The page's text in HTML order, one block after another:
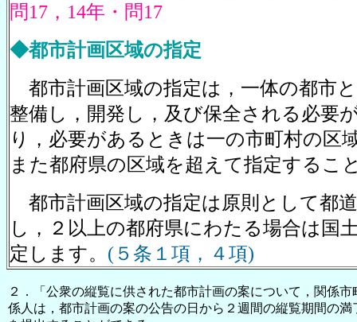
問17，14年・問17
◆都市計画区域の指定
都市計画区域の指定は，一体の都市
整備し，開発し，及び保全される必要
り，必要があるときは一の市町村の区
また都府県の区域を超えて指定するこ
都市計画区域の指定は原則として都
し，２以上の都府県にわたる場合は国
定します。 (５条１項，４項)
２．「公衆の縦覧に供された都市計画の案について，関係
係人は，都市計画の案の公告の日から２週間の縦覧期間の